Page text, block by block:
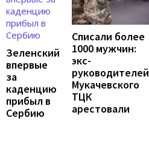
Зеленский
впервые
за
каденцию
прибыл в
Сербию
Списали более
1000 мужчин:
экс-
руководителей
Мукачевского
ТЦК
арестовали